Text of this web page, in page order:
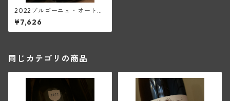
2022ブルゴーニュ・オート・
コート・ド・ボーヌ・ル・モ
ン・エ・フォレ(ピエール・ギ
ユモ)
¥7,626
同じカテゴリの商品